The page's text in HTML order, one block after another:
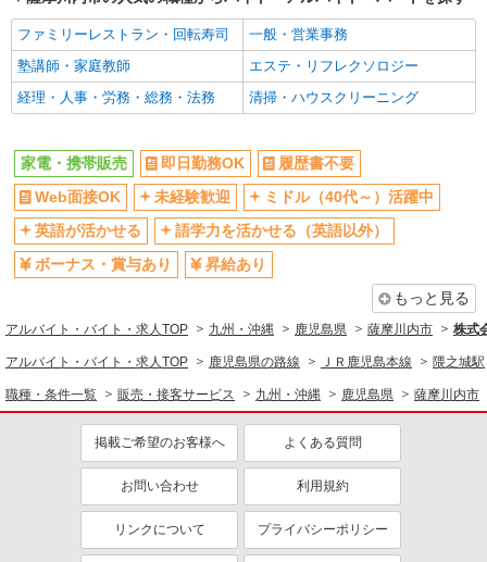
ファミリーレストラン・回転寿司
一般・営業事務
塾講師・家庭教師
エステ・リフレクソロジー
経理・人事・労務・総務・法務
清掃・ハウスクリーニング
家電・携帯販売 即日勤務OK
履歴書不要
Web面接OK
未経験歓迎
ミドル（40代～）活躍中
英語が活かせる
語学力を活かせる（英語以外）
ボーナス・賞与あり
昇給あり
もっと見る
アルバイト・バイト・求人TOP 九州・沖縄 鹿児島県 薩摩川内市 株式
アルバイト・バイト・求人TOP 鹿児島県の路線 ＪＲ鹿児島本線 隈之城駅
職種・条件一覧 販売・接客サービス 九州・沖縄 鹿児島県 薩摩川内市
掲載ご希望のお客様へ よくある質問
お問い合わせ 利用規約
リンクについて プライバシーポリシー